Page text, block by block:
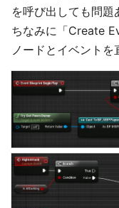
を呼び出しても問題
ちなみに「Create
ノードとイベントを